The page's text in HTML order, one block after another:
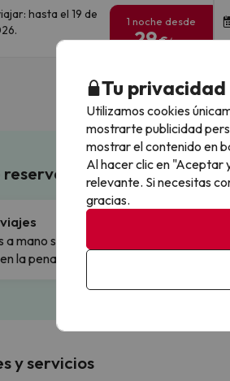
hasta el 19 de
1 noche desde
29€/pers.
en Buscounchollo
mano solo los
la pena.
Cancela sin
Cambios y
y servicios
Tu
Utilizamos cookies
mostrarte publicidad
mostrar el contenido en
Al hacer clic en "Aceptar
relevante. Si necesitas
gracias.